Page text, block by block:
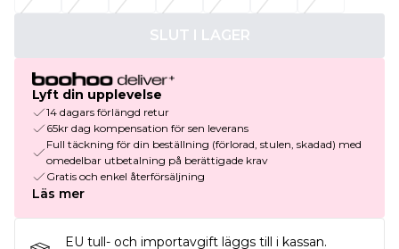
SLUT I LAGER
Lyft din upplevelse
14 dagars förlängd retur
65kr dag kompensation för sen leverans
Full täckning för din beställning (förlorad, stulen, skadad) med
omedelbar utbetalning på berättigade krav
Gratis och enkel återförsäljning
Läs mer
EU tull- och importavgift läggs till i kassan.